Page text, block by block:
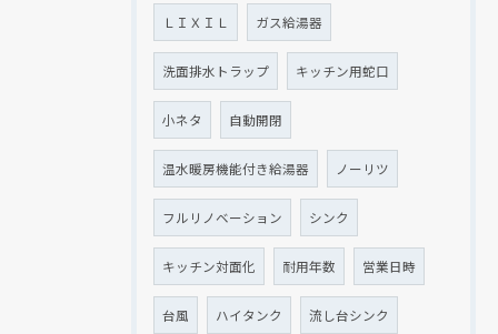
ＬＩＸＩＬ ガス給湯器
洗面排水トラップ キッチン用蛇口
小ネタ 自動開閉
温水暖房機能付き給湯器 ノーリツ
フルリノベーション シンク
キッチン対面化 耐用年数 営業日時
台風 ハイタンク 流し台シンク